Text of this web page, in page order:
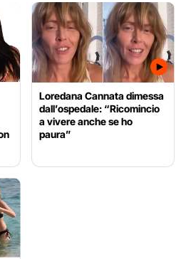
Loredana Cannata dimessa
dall’ospedale: “Ricomincio
a vivere anche se ho
paura”